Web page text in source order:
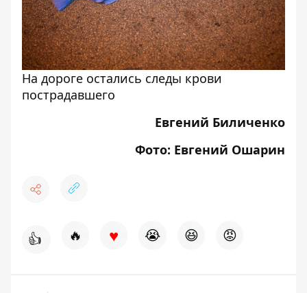
На дороге остались следы крови
пострадавшего
Евгений Биличенко
Фото: Евгений Ошарин
👍 🔥 ♥ 😭 😆 😡